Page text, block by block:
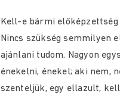
Kell-e bármi előképzettség
Nincs szükség semmilyen
ajánlani tudom. Nagyon
énekelni, énekel; aki nem,
szenteljük, egy ellazult,